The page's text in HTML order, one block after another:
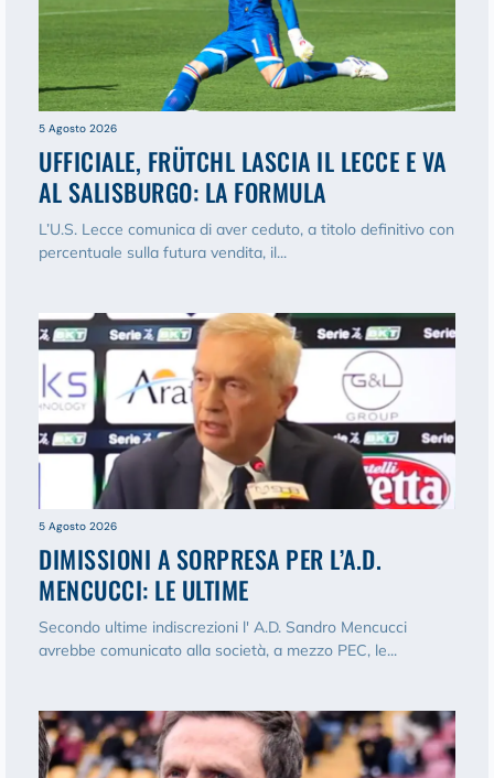
5 Agosto 2026
UFFICIALE, FRÜTCHL LASCIA IL LECCE E VA
AL SALISBURGO: LA FORMULA
L’U.S. Lecce comunica di aver ceduto, a titolo definitivo con
percentuale sulla futura vendita, il...
5 Agosto 2026
DIMISSIONI A SORPRESA PER L’A.D.
MENCUCCI: LE ULTIME
Secondo ultime indiscrezioni l' A.D. Sandro Mencucci
avrebbe comunicato alla società, a mezzo PEC, le...